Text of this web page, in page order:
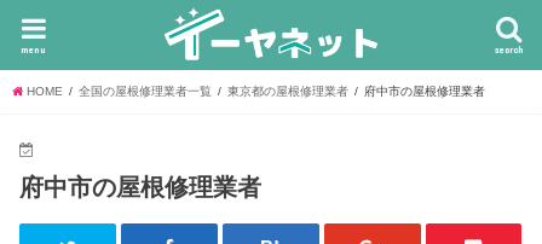
search
menu
HOME 全国の屋根修理業者一覧 東京都の屋根修理業者 府中市の屋根修理業者
府中市の屋根修理業者